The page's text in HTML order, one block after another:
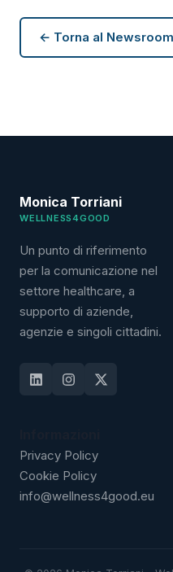
← Torna al Newsroom
Monica Torriani
WELLNESS4GOOD
Un punto di riferimento
per la comunicazione nel
settore healthcare, a
supporto di aziende,
agenzie e singoli cittadini.
Privacy Policy
Cookie Policy
info@wellness4good.eu